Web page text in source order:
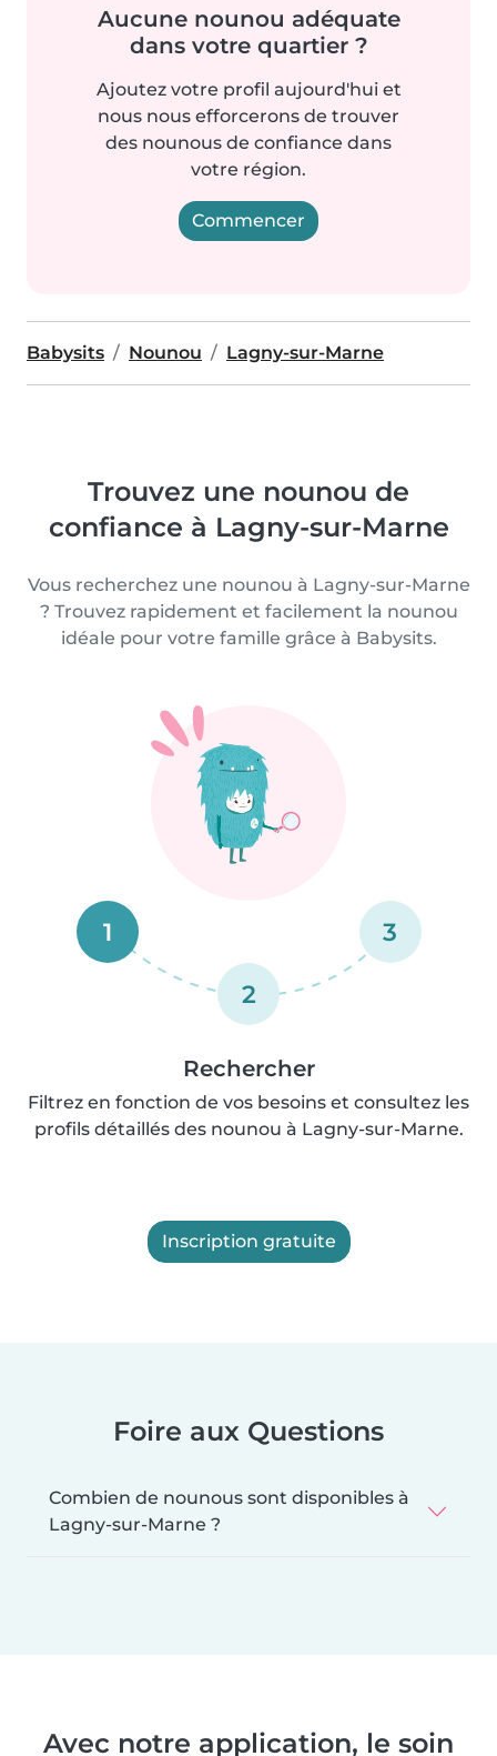
Aucune nounou adéquate
dans votre quartier ?
Ajoutez votre profil aujourd'hui et
nous nous efforcerons de trouver
des nounous de confiance dans
votre région.
Commencer
Babysits Nounou Lagny-sur-Marne
Trouvez une nounou de
confiance à Lagny-sur-Marne
Vous recherchez une nounou à Lagny-sur-Marne
? Trouvez rapidement et facilement la nounou
idéale pour votre famille grâce à Babysits.
1
2
3
Rechercher
Filtrez en fonction de vos besoins et consultez les
profils détaillés des nounou à Lagny-sur-Marne.
Inscription gratuite
Foire aux Questions
Combien de nounous sont disponibles à
Lagny-sur-Marne ?
Avec notre application, le soin